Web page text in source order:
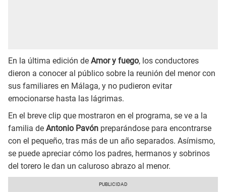
En la última edición de Amor y fuego, los conductores
dieron a conocer al público sobre la reunión del menor con
sus familiares en Málaga, y no pudieron evitar
emocionarse hasta las lágrimas.
En el breve clip que mostraron en el programa, se ve a la
familia de Antonio Pavón preparándose para encontrarse
con el pequeño, tras más de un año separados. Asímismo,
se puede apreciar cómo los padres, hermanos y sobrinos
del torero le dan un caluroso abrazo al menor.